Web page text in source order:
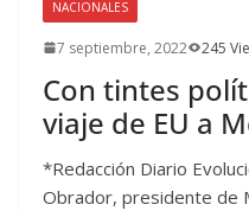
NACIONALES
7 septiembre, 2022 245
Con tintes
viaje de EU a
*Redacción Diario
Obrador, presidente de